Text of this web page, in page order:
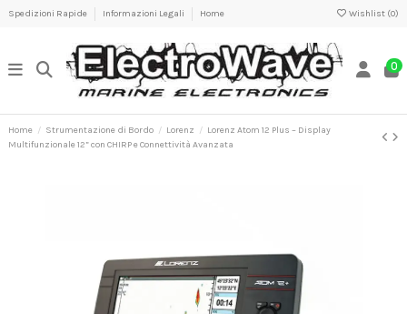
Spedizioni Rapide Informazioni Legali Home Wishlist (0)
0
Home Strumentazione di Bordo Lorenz
Lorenz Atom 12 Plus – Display
Multifunzionale 12” con CHIRP e Connettività Avanzata